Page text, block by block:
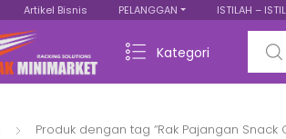
Artikel Bisnis PELANGGAN ISTILAH –
Kategori
Produk dengan tag “Rak Pajangan Snack